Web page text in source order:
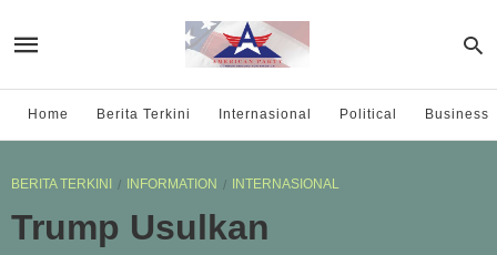
Home Berita Terkini Internasional Political Business
BERITA TERKINI INFORMATION INTERNASIONAL
Trump Usulkan